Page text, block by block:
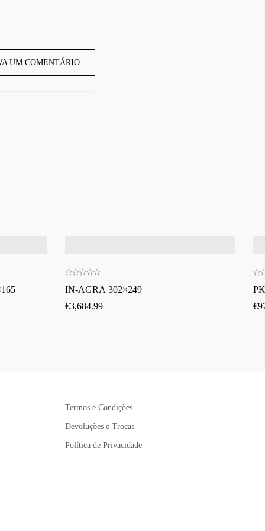
UM COMENTÁRIO
IN-AGRA 302×249
€3,684.99
€
Termos e Condições
Devoluções e Trocas
Política de Privacidade